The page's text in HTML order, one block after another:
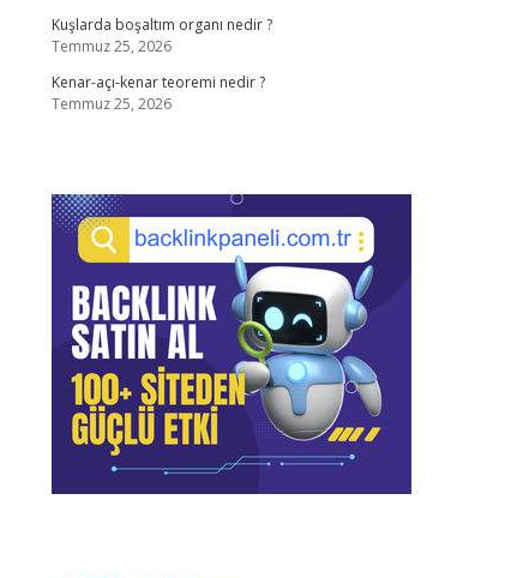
Kuşlarda boşaltım organı nedir ?
Temmuz 25, 2026
Kenar-açı-kenar teoremi nedir ?
Temmuz 25, 2026